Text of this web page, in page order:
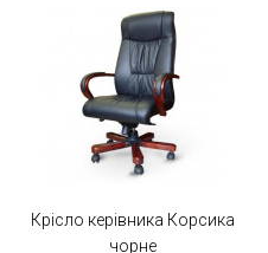
Крісло керівника Корсика
чорне